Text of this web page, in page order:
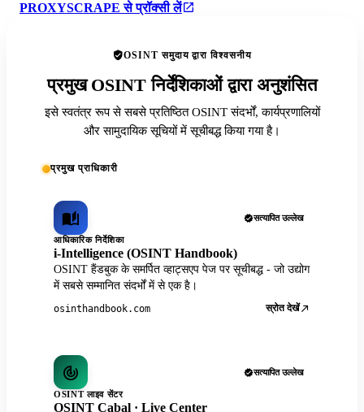
PROXYSCRAPE से प्रॉक्सी लें
OSINT समुदाय द्वारा विश्वसनीय
प्रमुख OSINT निर्देशिकाओं द्वारा अनुशंसित
इसे स्वतंत्र रूप से सबसे प्रतिष्ठित OSINT संदर्भों, कार्यप्रणालियों
और सामुदायिक सूचियों में सूचीबद्ध किया गया है।
प्रमुख प्राधिकारी
सत्यापित उल्लेख
आधिकारिक निर्देशिका
i-Intelligence (OSINT Handbook)
OSINT हैंडबुक के समर्पित व्हाट्सएप पेज पर सूचीबद्ध - जो उद्योग
में सबसे सम्मानित संदर्भों में से एक है।
osinthandbook.com स्रोत देखें
सत्यापित उल्लेख
OSINT लाइव सेंटर
OSINT Cabal · Live Center